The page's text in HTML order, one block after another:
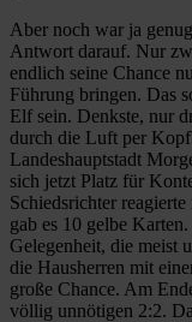
Aber noch war ja
Antwort darauf. Nur
endlich seine Chance
Führung bringen. Das
Elf sein. Denkste, nur
durch die Luft per
Landeshauptstadt
sich jetzt Platz für
Schiedsrichter
gab es 10 gelbe
Gelegenheit, die meist
die Hausherren mit
große Chance. Am
völlig unnötigen 2:2.